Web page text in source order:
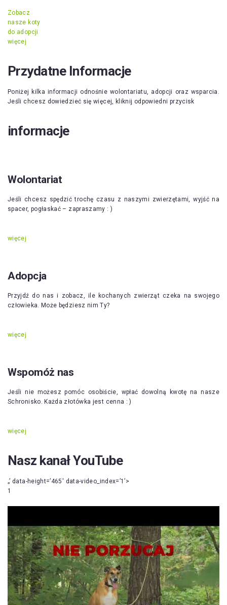
Zobacz
nasze koty
do adopcji
więcej
Przydatne Informacje
Poniżej kilka informacji odnośnie wolontariatu, adopcji oraz wsparcia.
Jeśli chcesz dowiedzieć się więcej, kliknij odpowiedni przycisk
informacje
Wolontariat
Jeśli chcesz spędzić trochę czasu z naszymi zwierzętami, wyjść na
spacer, pogłaskać – zapraszamy : )
więcej
Adopcja
Przyjdź do nas i zobacz, ile kochanych zwierząt czeka na swojego
człowieka. Może będziesz nim Ty?
więcej
Wspomóż nas
Jeśli nie możesz pomóc osobiście, wpłać dowolną kwotę na nasze
Schronisko. Każda złotówka jest cenna : )
więcej
Nasz kanał YouTube
„’ data-height=’465′ data-video_index=’1’>
1